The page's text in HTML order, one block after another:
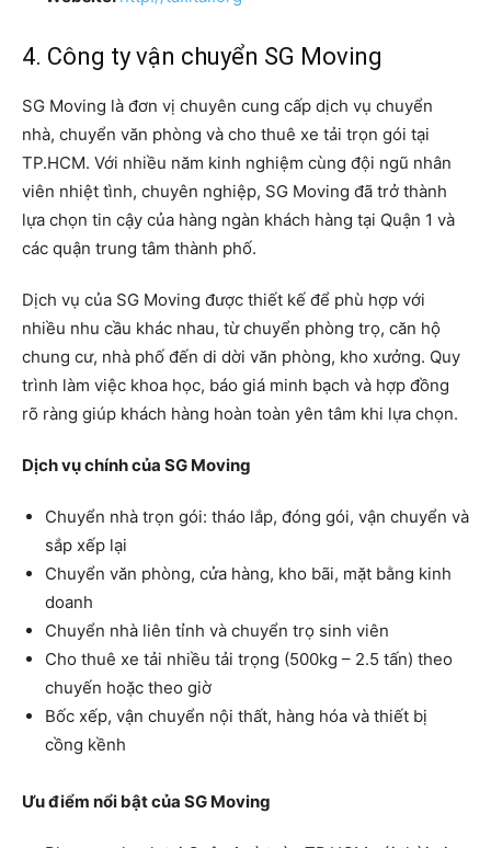
4. Công ty vận chuyển SG Moving
SG Moving là đơn vị chuyên cung cấp dịch vụ chuyển
nhà, chuyển văn phòng và cho thuê xe tải trọn gói tại
TP.HCM. Với nhiều năm kinh nghiệm cùng đội ngũ nhân
viên nhiệt tình, chuyên nghiệp, SG Moving đã trở thành
lựa chọn tin cậy của hàng ngàn khách hàng tại Quận 1 và
các quận trung tâm thành phố.
Dịch vụ của SG Moving được thiết kế để phù hợp với
nhiều nhu cầu khác nhau, từ chuyển phòng trọ, căn hộ
chung cư, nhà phố đến di dời văn phòng, kho xưởng. Quy
trình làm việc khoa học, báo giá minh bạch và hợp đồng
rõ ràng giúp khách hàng hoàn toàn yên tâm khi lựa chọn.
Dịch vụ chính của SG Moving
Chuyển nhà trọn gói: tháo lắp, đóng gói, vận chuyển và
sắp xếp lại
Chuyển văn phòng, cửa hàng, kho bãi, mặt bằng kinh
doanh
Chuyển nhà liên tỉnh và chuyển trọ sinh viên
Cho thuê xe tải nhiều tải trọng (500kg – 2.5 tấn) theo
chuyến hoặc theo giờ
Bốc xếp, vận chuyển nội thất, hàng hóa và thiết bị
cồng kềnh
Ưu điểm nổi bật của SG Moving